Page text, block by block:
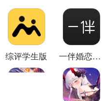
综评学生版 一伴婚恋相亲